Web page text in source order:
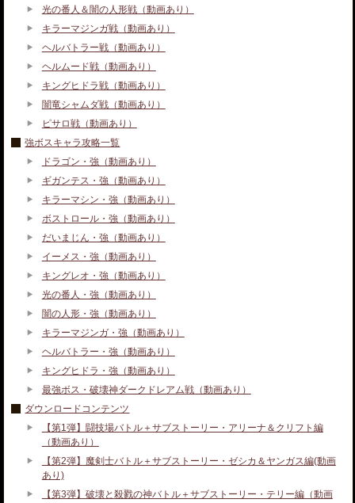
光の番人＆闇の人形戦（動画あり）
キラーマジンガ戦（動画あり）
ヘルバトラー戦（動画あり）
ヘルムード戦（動画あり）
キングヒドラ戦（動画あり）
闇竜シャムダ戦（動画あり）
ピサロ戦（動画あり）
強ボスキャラ攻略一覧
ドラゴン・強（動画あり）
ギガンテス・強（動画あり）
キラーマシン・強（動画あり）
ボストロール・強（動画あり）
だいまじん・強（動画あり）
イーメス・強（動画あり）
キングレオ・強（動画あり）
光の番人・強（動画あり）
闇の人形・強（動画あり）
キラーマジンガ・強（動画あり）
ヘルバトラー・強（動画あり）
キングヒドラ・強（動画あり）
最強ボス・破壊神ダークドレアム戦（動画あり）
ダウンロードコンテンツ
【第1弾】闘技場バトル＋サブストーリー・アリーナ＆クリフト編
（動画あり）
【第2弾】魔剣士バトル＋サブストーリー・ゼシカ＆ヤンガス編(動画
あり)
【第3弾】破壊と殺戮の神バトル＋サブストーリー・テリー編（動画